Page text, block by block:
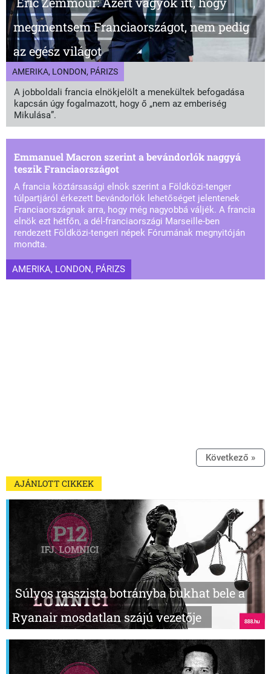
megmentsem Franciaországot, nem pedig
az egész világot
AMERIKA, LONDON, PÁRIZS
A jobboldali francia elnökjelölt a menekültek befogadása
kapcsán úgy fogalmazott, hogy ő „nem az emberiség
Mikulása”.
Emmanuel Macron szerint a bevándorlók naggyá
teszik Franciaországot
A francia köztársasági elnök szerint a Földközi-tenger
túlpartjáról érkezett bevándorlók lehetőséget jelentenek
Franciaországnak arra, hogy még nagyobbá váljék. A francia
elnök ezt hétfőn, a dél-franciaországi Marseille-ben
rendezett Földközi-tengeri népek Fórumának megnyitóján
mondta.
AMERIKA, LONDON, PÁRIZS
Következő »
AJÁNLOTT CIKKEK
Súlyos rasszista botrányba bukhat bele a
Ryanair mosdatlan szájú vezetője